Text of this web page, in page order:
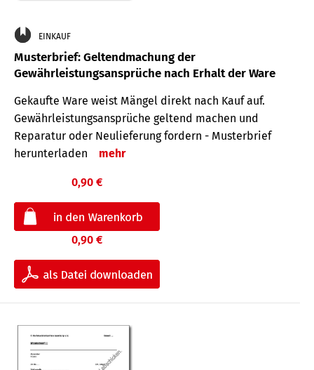
EINKAUF
Musterbrief: Geltendmachung der
Gewährleistungsansprüche nach Erhalt der Ware
Gekaufte Ware weist Mängel direkt nach Kauf auf.
Gewährleistungsansprüche geltend machen und
Reparatur oder Neulieferung fordern - Musterbrief
herunterladen
mehr
0,90 €
0,90 €